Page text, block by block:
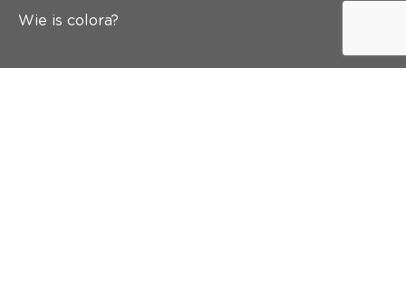
Wie is colora?